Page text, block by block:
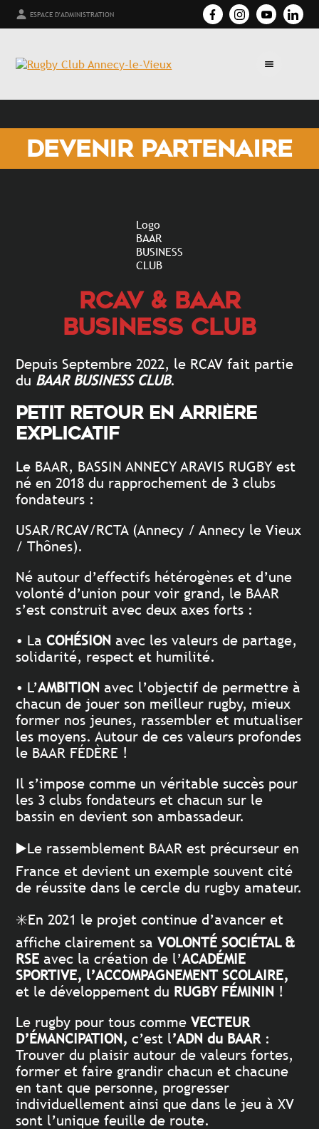
ESPACE D'ADMINISTRATION
DEVENIR PARTENAIRE
Logo
BAAR
BUSINESS
CLUB
RCAV & BAAR
BUSINESS CLUB
Depuis Septembre 2022, le RCAV fait partie
du BAAR BUSINESS CLUB.
Petit retour en arrière
explicatif
Le BAAR, BASSIN ANNECY ARAVIS RUGBY est
né en 2018 du rapprochement de 3 clubs
fondateurs :
USAR/RCAV/RCTA (Annecy / Annecy le Vieux
/ Thônes).
Né autour d’effectifs hétérogènes et d’une
volonté d’union pour voir grand, le BAAR
s’est construit avec deux axes forts :
• LaCOHÉSION avec les valeurs de partage,
solidarité, respect et humilité.
• L’AMBITION avec l’objectif de permettre à
chacun de jouer son meilleur rugby, mieux
former nos jeunes, rassembler et mutualiser
les moyens. Autour de ces valeurs profondes
le BAAR FÉDÈRE !
Il s’impose comme un véritable succès pour
les 3 clubs fondateurs et chacun sur le
bassin en devient son ambassadeur.
▶️Le rassemblement BAAR est précurseur en
France et devient un exemple souvent cité
de réussite dans le cercle du rugby amateur.
✳️En 2021 le projet continue d’avancer et
affiche clairement sa VOLONTÉ SOCIÉTAL &
RSE avec la création de l’ACADÉMIE
SPORTIVE, l’ACCOMPAGNEMENT SCOLAIRE,
et le développement du RUGBY FÉMININ !
Le rugby pour tous comme VECTEUR
D’ÉMANCIPATION, c’est l’ADN du BAAR :
Trouver du plaisir autour de valeurs fortes,
former et faire grandir chacun et chacune
en tant que personne, progresser
individuellement ainsi que dans le jeu à XV
sont l’unique feuille de route.